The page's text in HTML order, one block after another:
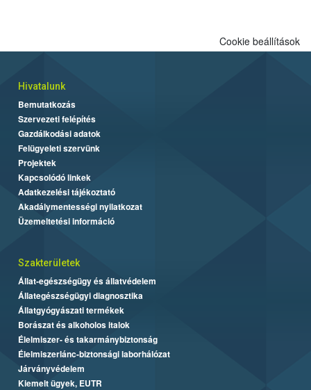
Cookie beállítások
Hivatalunk
Bemutatkozás
Szervezeti felépítés
Gazdálkodási adatok
Felügyeleti szervünk
Projektek
Kapcsolódó linkek
Adatkezelési tájékoztató
Akadálymentességi nyilatkozat
Üzemeltetési információ
Szakterületek
Állat-egészségügy és állatvédelem
Állategészségügyi diagnosztika
Állatgyógyászati termékek
Borászat és alkoholos italok
Élelmiszer- és takarmánybiztonság
Élelmiszerlánc-biztonsági laborhálózat
Járványvédelem
Kiemelt ügyek, EUTR